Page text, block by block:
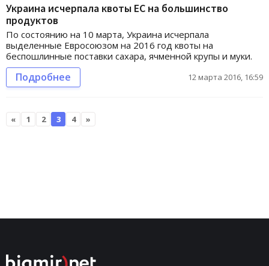
Украина исчерпала квоты ЕС на большинство
продуктов
По состоянию на 10 марта, Украина исчерпала
выделенные Евросоюзом на 2016 год квоты на
беспошлинные поставки сахара, ячменной крупы и муки.
Подробнее 12 марта 2016, 16:59
« 1 2 3 4 »